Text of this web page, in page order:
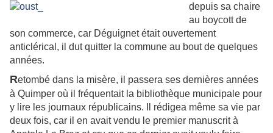
depuis sa chaire
au boycott de
son commerce, car Déguignet était ouvertement
anticlérical, il dut quitter la commune au bout de quelques
années.
Retombé dans la misère, il passera ses dernières années
à Quimper où il fréquentait la bibliothèque municipale pour
y lire les journaux républicains. Il rédigea même sa vie par
deux fois, car il en avait vendu le premier manuscrit à